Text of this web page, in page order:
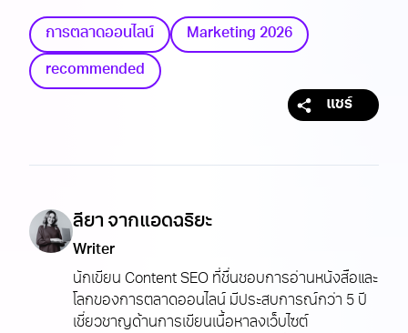
การตลาดออนไลน์ Marketing 2026
recommended
แชร์
ลียา จากแอดฉริยะ
Writer
นักเขียน Content SEO ‍ที่ชื่นชอบการอ่านหนังสือและ
โลกของการตลาดออนไลน์ มีประสบการณ์กว่า 5 ปี
เชี่ยวชาญด้านการเขียนเนื้อหาลงเว็บไซต์